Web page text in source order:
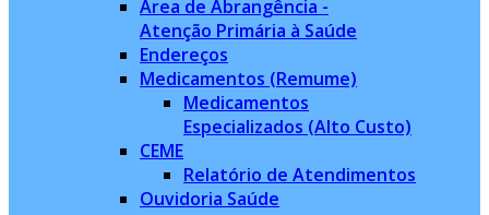
Àrea de Abrangência -
Atenção Primária à Saúde
Endereços
Medicamentos (Remume)
Medicamentos
Especializados (Alto Custo)
CEME
Relatório de Atendimentos
Ouvidoria Saúde